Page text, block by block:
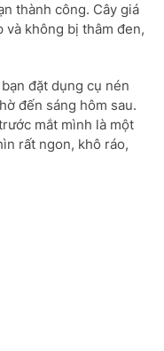
thành công. Cây giá
và không bị thâm đen,
đặt dụng cụ nén
đến sáng hôm sau.
mắt mình là một
rất ngon, khô ráo,